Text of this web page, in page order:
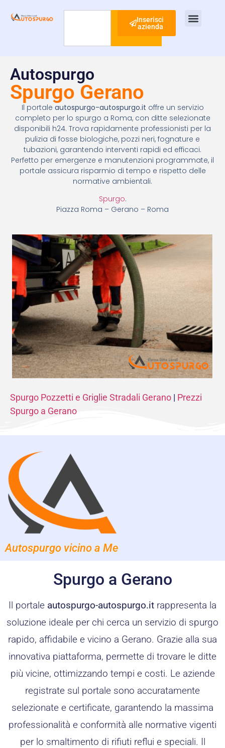
Cerca
Inserisci
azienda
Autospurgo
Spurgo Gerano
Il portale autospurgo-autospurgo.it offre un servizio
completo per lo spurgo a Roma, con ditte selezionate
disponibili h24. Trova rapidamente professionisti per la
pulizia di fosse biologiche, pozzi neri, fognature e
tubazioni, garantendo interventi rapidi ed efficaci.
Perfetto per emergenze e manutenzioni programmate, il
portale assicura risparmio di tempo e rispetto delle
normative ambientali.
Spurgo.
Piazza Roma – Gerano – Roma
Spurgo Pozzetti e Griglie Stradali Gerano | Prezzi
Spurgo a Gerano
Autospurgo vicino a Me
Spurgo a Gerano
Il portale autospurgo-autospurgo.it rappresenta la
soluzione ideale per chi cerca un servizio di spurgo
rapido, affidabile e vicino a Gerano. Grazie alla sua
innovativa piattaforma, permette di trovare le ditte
più vicine, ottimizzando tempi e costi. Le aziende
registrate sul portale sono accuratamente
selezionate e certificate, garantendo la massima
professionalità e conformità alle normative vigenti
per lo smaltimento di rifiuti reflui e speciali. Il